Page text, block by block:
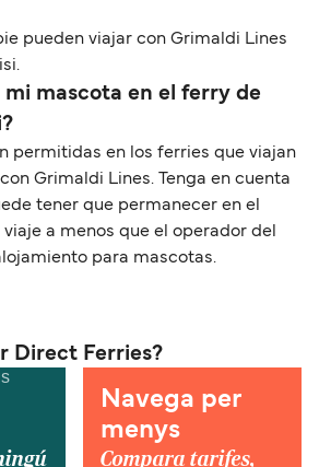
pueden viajar con Grimaldi Lines
mi mascota en el ferry de
permitidas en los ferries que viajan
Grimaldi Lines. Tenga en cuenta
tener que permanecer en el
a menos que el operador del
para mascotas.
Direct Ferries?
Navega per
menys
Compara tarifes,